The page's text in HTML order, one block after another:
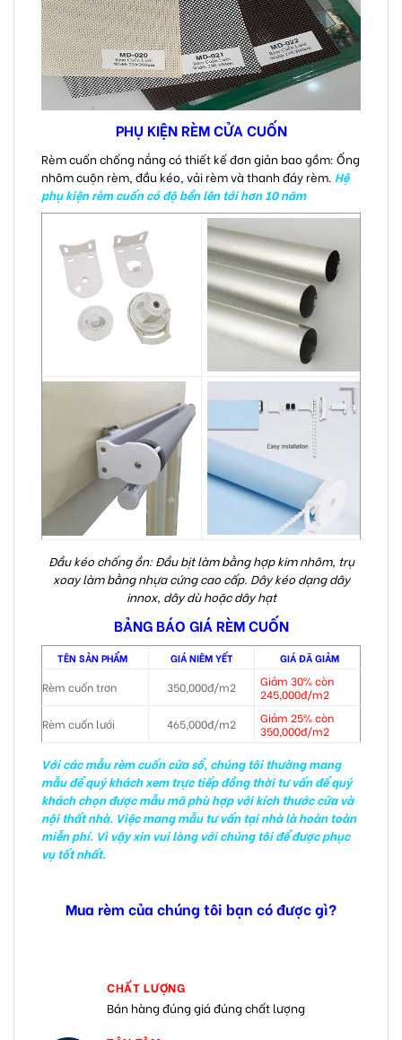
PHỤ KIỆN RÈM CỬA CUỐN
Rèm cuốn chống nắng có thiết kế đơn giản bao gồm: Ống
nhôm cuộn rèm, đầu kéo, vải rèm và thanh đáy rèm. Hệ
phụ kiện rèm cuốn có độ bền lên tới hơn 10 năm
Đầu kéo chống ồn: Đầu bịt làm bằng hợp kim nhôm, trụ
xoay làm bằng nhựa cứng cao cấp. Dây kéo dạng dây
innox, dây dù hoặc dây hạt
BẢNG BÁO GIÁ RÈM CUỐN
TÊN SẢN PHẨM GIÁ NIÊM YẾT GIÁ ĐÃ GIẢM
Rèm cuốn trơn 350,000đ/m2
Giảm 30% còn
245,000đ/m2
Rèm cuốn lưới
465,000đ/m2
Giảm 25% còn
350,000đ/m2
Với các mẫu rèm cuốn cửa sổ, chúng tôi thường mang
mẫu để quý khách xem trực tiếp đồng thời tư vấn để quý
khách chọn được mẫu mã phù hợp với kích thước cửa và
nội thất nhà. Việc mang mẫu tư vấn tại nhà là hoàn toàn
miễn phí. Vì vậy xin vui lòng với chúng tôi để được phục
vụ tốt nhất.
Mua rèm của chúng tôi bạn có được gì?
CHẤT LƯỢNG
Bán hàng đúng giá đúng chất lượng